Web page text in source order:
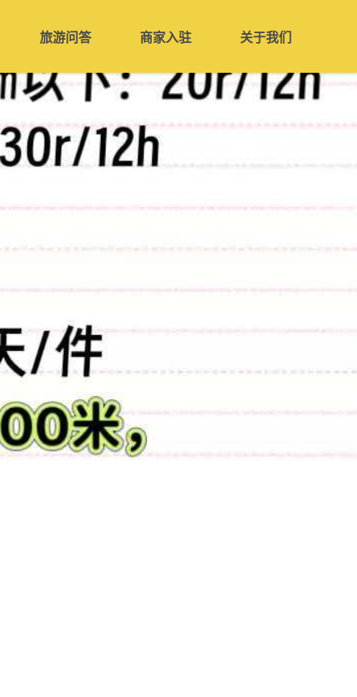
旅游问答 商家入驻 关于我们